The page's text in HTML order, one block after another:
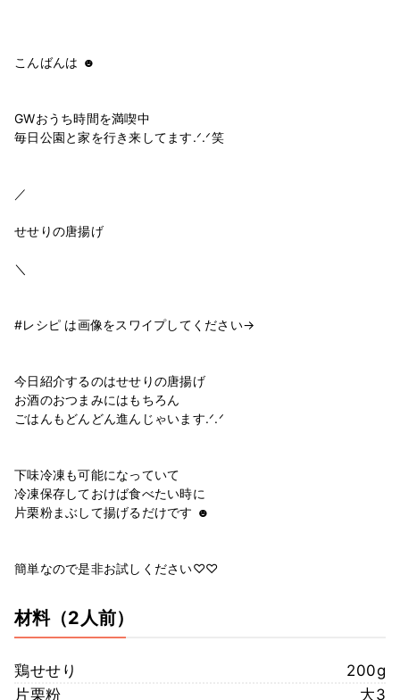
こんばんは ☻
GWおうち時間を満喫中
毎日公園と家を行き来してます.ᐟ.ᐟ笑
／
せせりの唐揚げ
＼
#レシピ は画像をスワイプしてください→
今日紹介するのはせせりの唐揚げ
お酒のおつまみにはもちろん
ごはんもどんどん進んじゃいます.ᐟ.ᐟ
下味冷凍も可能になっていて
冷凍保存しておけば食べたい時に
片栗粉まぶして揚げるだけです ☻
簡単なので是非お試しください♡♡
材料（2人前）
鶏せせり
200g
片栗粉
大3